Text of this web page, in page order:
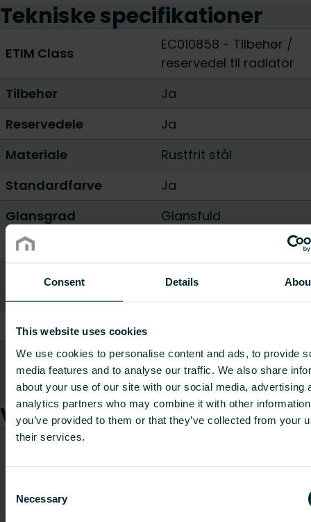
Consent Details
This website uses cookies
We use cookies to personalise content and ads, to provide
media features and to analyse our traffic. We also share
about your use of our site with our social media, advertising
analytics partners who may combine it with other
you’ve provided to them or that they’ve collected from your
their services.
Selection
Necessary
Tekniske specifikationer
ETIM Class
EC010858 - Tilbehør /
reservedel til radiator
Tilbehør
Ja
Reservedele
Ja
Materiale
Rustfrit stål
Standardfarve
Ja
Glansgrad
Glansfuld
Højde [mm]
Bredde / Længde
[mm]
265
Dybde [mm]
Vægt [kg]
0.781
Vis alle
Varer
Varenummer Varebeskrivelse